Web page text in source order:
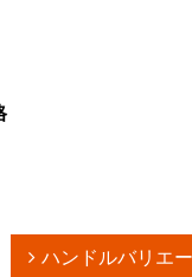
ハンドルバリエ